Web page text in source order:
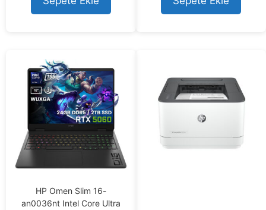
f
5
o
f
HP Omen Slim 16-
an0036nt Intel Core Ultra